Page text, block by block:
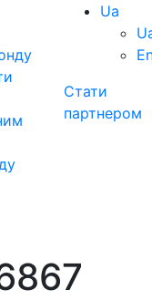
Ua
Стати
партнером